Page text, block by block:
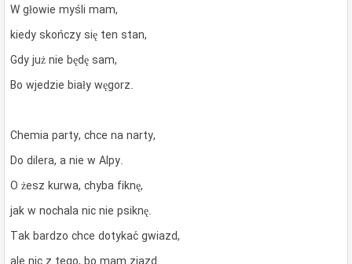
W głowie myśli mam,
kiedy skończy się ten stan,
Gdy już nie będę sam,
Bo wjedzie biały węgorz.
Chemia party, chce na narty,
Do dilera, a nie w Alpy.
O żesz kurwa, chyba fiknę,
jak w nochala nic nie psiknę.
Tak bardzo chce dotykać gwiazd,